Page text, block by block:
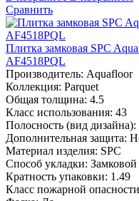
Сравнить
Плитка замковая SPC
AF4518PQL
Производитель: Aquafloor
Коллекция: Parquet
Общая толщина: 4.5
Класс использования: 43
Полосность (вид дизайна):
Дополнительная защита:
Материал изделия: SPC
Способ укладки: Замковой
Кратность упаковки: 1.49
Класс пожарной